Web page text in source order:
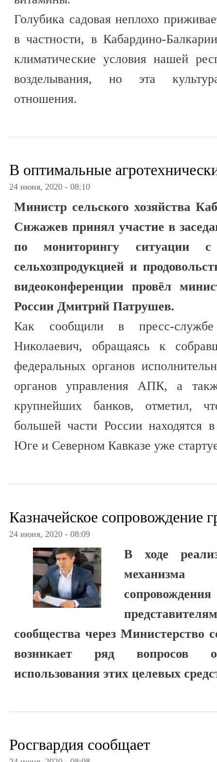
Голубика садовая неплохо
в частности, в Кабардино-
климатические условия нашей
возделывания, но эта
отношения.
В оптимальные
24 июня, 2020 - 08:10
Министр сельского хозяйства
Сижажев принял участие в
по мониторингу ситуации с
сельхозпродукцией и
видеоконференции провёл
России Дмитрий Патрушев.
Как сообщили в пресс-
Николаевич, обращаясь к
федеральных органов
органов управления АПК, а
крупнейших банков, отметил,
большей части России находятся
Юге и Северном Кавказе уже
Казначейское сопровождение
24 июня, 2020 - 08:09
В ходе
сообщества через Министерство
возникает ряд вопросов
использования этих целевых
Росгвардия сообщает